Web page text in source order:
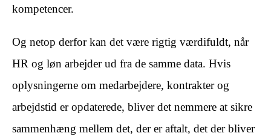
kompetencer.
Og netop derfor kan det være rigtig værdifuldt, når
HR og løn arbejder ud fra de samme data. Hvis
oplysningerne om medarbejdere, kontrakter og
arbejdstid er opdaterede, bliver det nemmere at sikre
sammenhæng mellem det, der er aftalt, det der bliver